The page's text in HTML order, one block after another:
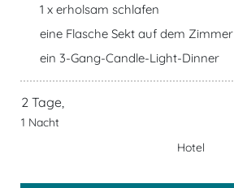
1 x erholsam schlafen
eine Flasche Sekt auf dem Zimmer
ein 3-Gang-Candle-Light-Dinner
2 Tage,
1 Nacht
Hotel